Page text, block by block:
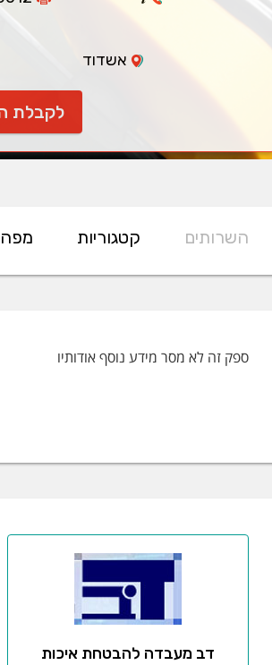
אשדוד
לקבלת
השרותים קטגוריות מפה
ספק זה לא מסר מידע נוסף אודותיו
דב מעבדה להבטחת איכות